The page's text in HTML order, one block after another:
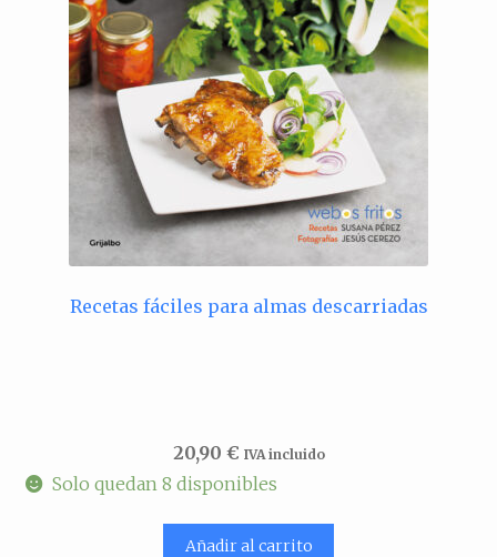
Recetas fáciles para almas descarriadas
20,90 € IVA incluido
Solo quedan 8 disponibles
Añadir al carrito